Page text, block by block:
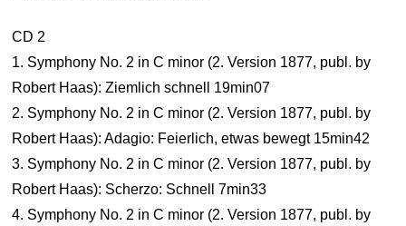
CD 2
1. Symphony No. 2 in C minor (2. Version 1877, publ. by
Robert Haas): Ziemlich schnell 19min07
2. Symphony No. 2 in C minor (2. Version 1877, publ. by
Robert Haas): Adagio: Feierlich, etwas bewegt 15min42
3. Symphony No. 2 in C minor (2. Version 1877, publ. by
Robert Haas): Scherzo: Schnell 7min33
4. Symphony No. 2 in C minor (2. Version 1877, publ. by